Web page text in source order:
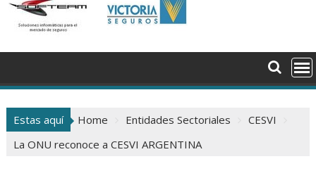
Estas aquí Home Entidades Sectoriales
CESVI
La ONU reconoce a CESVI ARGENTINA